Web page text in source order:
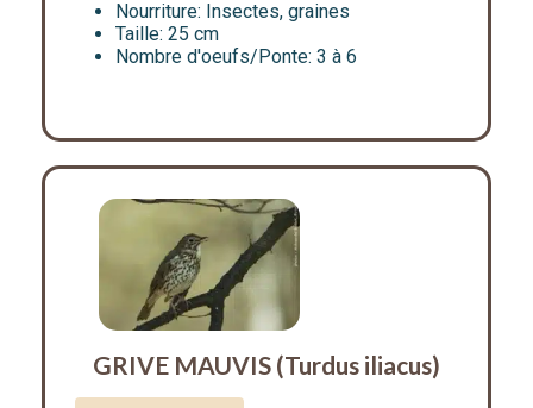
Nourriture: Insectes, graines
Taille: 25 cm
Nombre d'oeufs/Ponte: 3 à 6
GRIVE MAUVIS (Turdus iliacus)